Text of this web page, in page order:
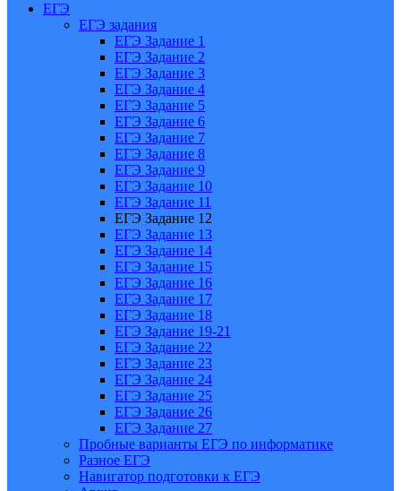
ЕГЭ
ЕГЭ задания
ЕГЭ Задание 1
ЕГЭ Задание 2
ЕГЭ Задание 3
ЕГЭ Задание 4
ЕГЭ Задание 5
ЕГЭ Задание 6
ЕГЭ Задание 7
ЕГЭ Задание 8
ЕГЭ Задание 9
ЕГЭ Задание 10
ЕГЭ Задание 11
ЕГЭ Задание 12
ЕГЭ Задание 13
ЕГЭ Задание 14
ЕГЭ Задание 15
ЕГЭ Задание 16
ЕГЭ Задание 17
ЕГЭ Задание 18
ЕГЭ Задание 19-21
ЕГЭ Задание 22
ЕГЭ Задание 23
ЕГЭ Задание 24
ЕГЭ Задание 25
ЕГЭ Задание 26
ЕГЭ Задание 27
Пробные варианты ЕГЭ по информатике
Разное ЕГЭ
Навигатор подготовки к ЕГЭ